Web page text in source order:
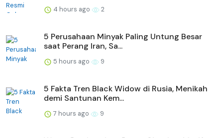
4 hours ago 2
5 Perusahaan Minyak Paling Untung Besar
saat Perang Iran, Sa...
5 hours ago 9
5 Fakta Tren Black Widow di Rusia, Menikah
demi Santunan Kem...
7 hours ago 9